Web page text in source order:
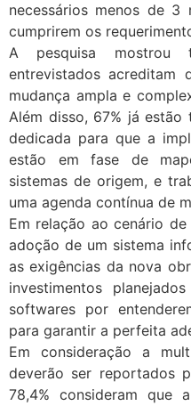
necessários menos de 3
cumprirem os
A pesquisa mostrou
entrevistados acreditam
mudança ampla e
Além disso, 67% já estão
dedicada para que a
estão em fase de
sistemas de origem, e
uma agenda contínua de
Em relação ao cenário
adoção de um sistema
as exigências da nova
investimentos
softwares por
para garantir a perfeita
Em consideração a
deverão ser reportados
78,4% consideram que